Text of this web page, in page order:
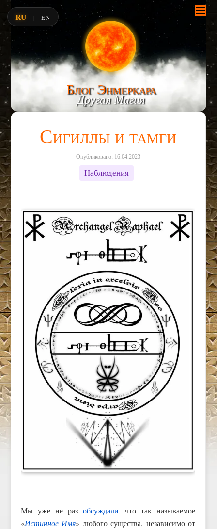
Блог Энмеркара
Другая Магия
Сигиллы и тамги
Опубликовано: 16.04.2023
Наблюдения
Мы уже не раз обсуждали, что так называемое
«Истинное Имя» любого существа, независимо от
RU | EN